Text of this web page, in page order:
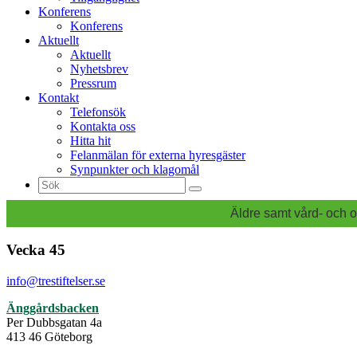
Konferens
Konferens
Aktuellt
Aktuellt
Nyhetsbrev
Pressrum
Kontakt
Telefonsök
Kontakta oss
Hitta hit
Felanmälan för externa hyresgäster
Synpunkter och klagomål
Sök
efter:
Äldre samt vård- och
Vecka 45
info@trestiftelser.se
Änggårdsbacken
Per Dubbsgatan 4a
413 46 Göteborg